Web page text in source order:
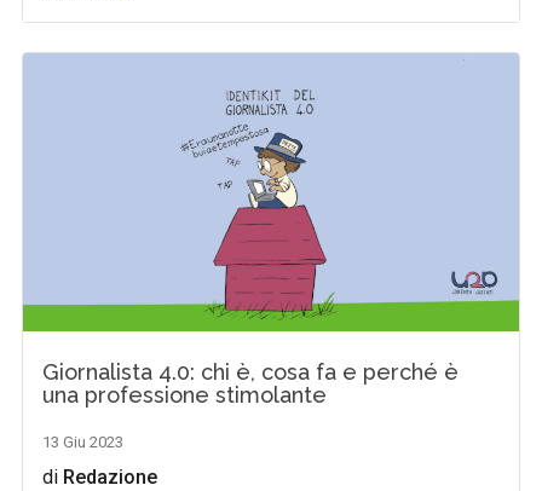
Giornalista 4.0: chi è, cosa fa e perché è
una professione stimolante
13 Giu 2023
di Redazione